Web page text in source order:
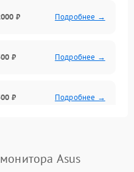
₽ Подробнее →
₽ Подробнее →
₽ Подробнее →
Asus